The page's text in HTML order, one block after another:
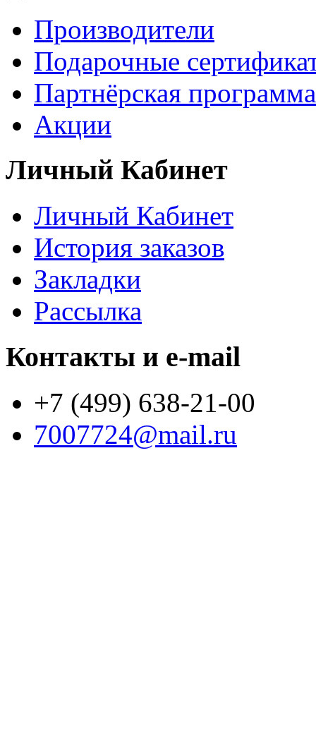
Производители
Подарочные
Партнёрская программа
Акции
Личный Кабинет
Личный Кабинет
История заказов
Закладки
Рассылка
Контакты и e-mail
+7 (499) 638-21-00
7007724@mail.ru